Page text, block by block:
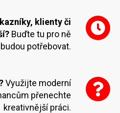
klienty či
Buďte tu pro ně
potřebovat.
Využijte moderní
přenechte
kreativnější práci.